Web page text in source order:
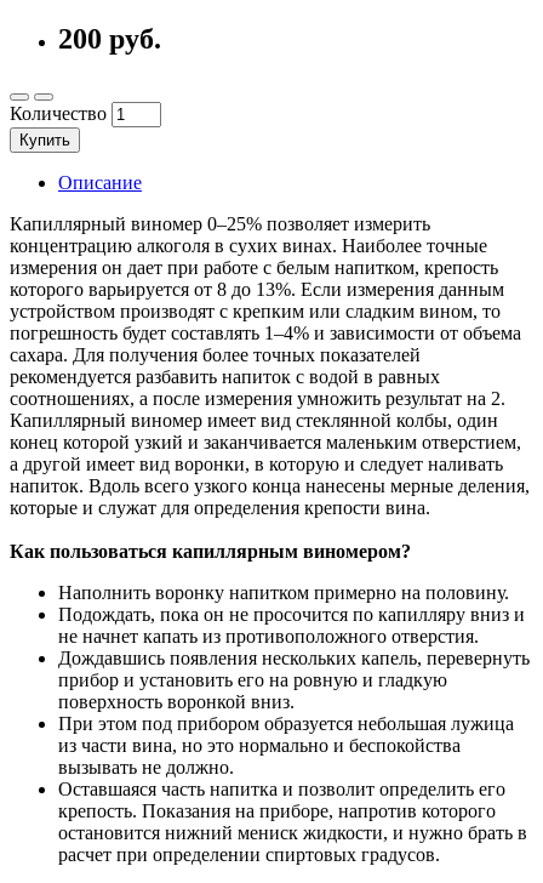
200 руб.
Количество
Купить
Описание
Капиллярный виномер 0–25% позволяет измерить
концентрацию алкоголя в сухих винах. Наиболее точные
измерения он дает при работе с белым напитком, крепость
которого варьируется от 8 до 13%. Если измерения данным
устройством производят с крепким или сладким вином, то
погрешность будет составлять 1–4% и зависимости от объема
сахара. Для получения более точных показателей
рекомендуется разбавить напиток с водой в равных
соотношениях, а после измерения умножить результат на 2.
Капиллярный виномер имеет вид стеклянной колбы, один
конец которой узкий и заканчивается маленьким отверстием,
а другой имеет вид воронки, в которую и следует наливать
напиток. Вдоль всего узкого конца нанесены мерные деления,
которые и служат для определения крепости вина.
Как пользоваться капиллярным виномером?
Наполнить воронку напитком примерно на половину.
Подождать, пока он не просочится по капилляру вниз и
не начнет капать из противоположного отверстия.
Дождавшись появления нескольких капель, перевернуть
прибор и установить его на ровную и гладкую
поверхность воронкой вниз.
При этом под прибором образуется небольшая лужица
из части вина, но это нормально и беспокойства
вызывать не должно.
Оставшаяся часть напитка и позволит определить его
крепость. Показания на приборе, напротив которого
остановится нижний мениск жидкости, и нужно брать в
расчет при определении спиртовых градусов.